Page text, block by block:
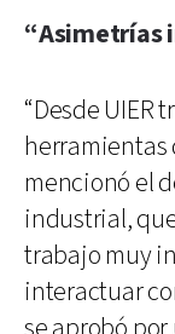
“Asimetrías
“Desde UIER
herramientas
mencionó el
industrial,
trabajo muy
interactuar